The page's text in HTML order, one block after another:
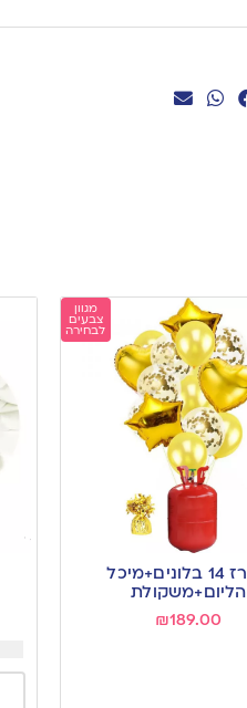
מגוון
צבעים
לבחירה
מארז 14 בלונים+מיכל
הליום+משקולת
₪189.00